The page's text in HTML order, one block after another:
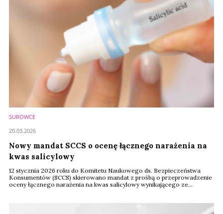
SUROWCE
Nowy mandat SCCS o ocenę łącznego narażenia na
kwas salicylowy
12 stycznia 2026 roku do Komitetu Naukowego ds. Bezpieczeństwa
Konsumentów (SCCS) skierowano mandat z prośbą o przeprowadzenie
oceny łącznego narażenia na kwas salicylowy wynikającego ze
różnych grupach wiekowych. Publikacja wstępnej opinii planowana jest
20.03.2026